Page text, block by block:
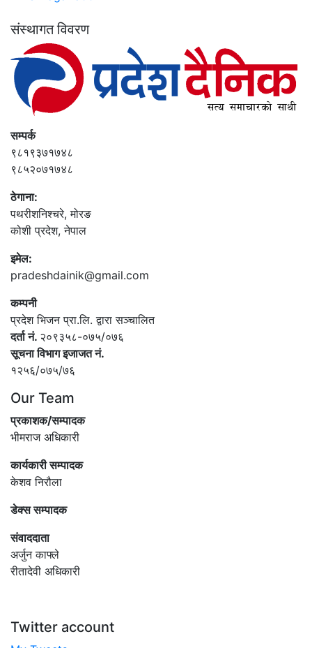
संस्थागत विवरण
सम्पर्क
९८१९३७१७४८
९८५२०७१७४८
ठेगाना:
पथरीशनिश्‍चरे, मोरङ
कोशी प्रदेश, नेपाल
इमेल:
pradeshdainik@gmail.com
कम्पनी
प्रदेश भिजन प्रा.लि. द्वारा सञ्‍चालित
दर्ता नं. २०९३५८-०७५/०७६
सूचना विभाग इजाजत नं.
१२५६/०७५/७६
Our Team
प्रकाशक/सम्पादक
भीमराज अधिकारी
कार्यकारी सम्पादक
केशव निरौला
डेक्स सम्पादक
संवाददाता
अर्जुन काफ्ले
रीतादेवी अधिकारी
Twitter account